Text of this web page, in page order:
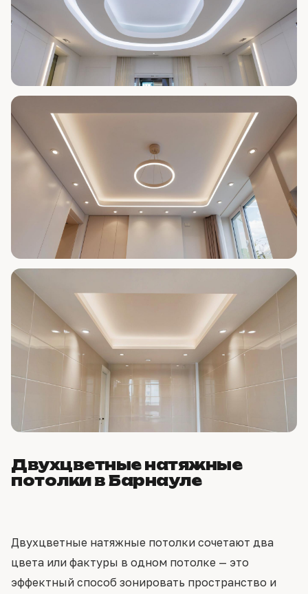
Двухцветные натяжные
потолки в Барнауле
Двухцветные натяжные потолки сочетают два
цвета или фактуры в одном потолке — это
эффектный способ зонировать пространство и